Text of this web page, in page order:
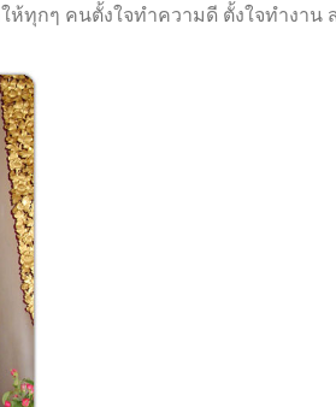
ทุกๆ คนตั้งใจทำความดี ตั้งใจทำงาน